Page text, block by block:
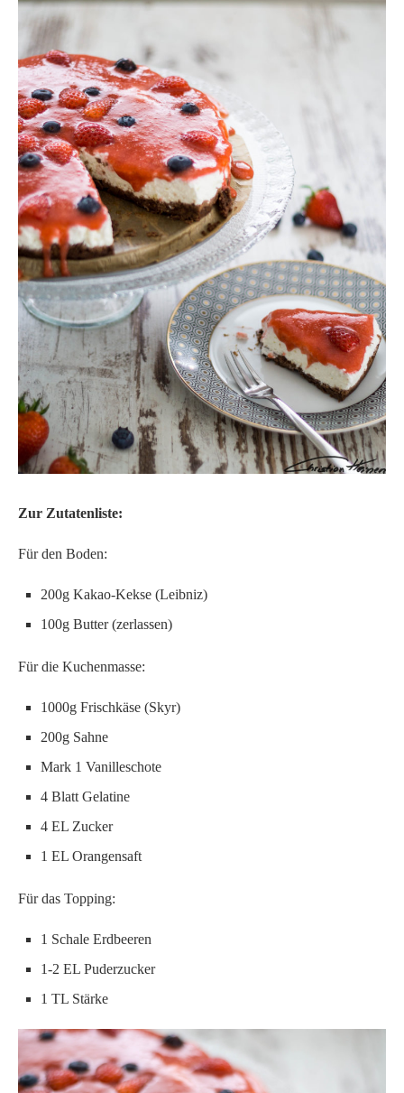
Zur Zutatenliste:
Für den Boden:
200g Kakao-Kekse (Leibniz)
100g Butter (zerlassen)
Für die Kuchenmasse:
1000g Frischkäse (Skyr)
200g Sahne
Mark 1 Vanilleschote
4 Blatt Gelatine
4 EL Zucker
1 EL Orangensaft
Für das Topping:
1 Schale Erdbeeren
1-2 EL Puderzucker
1 TL Stärke